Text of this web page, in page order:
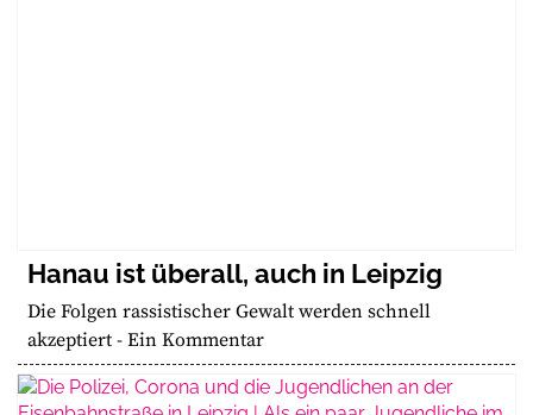
Hanau ist überall, auch in Leipzig
Die Folgen rassistischer Gewalt werden schnell
akzeptiert - Ein Kommentar